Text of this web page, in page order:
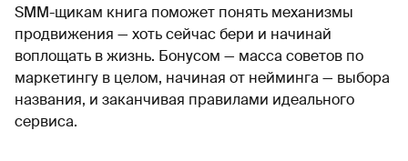
SMM-щикам книга поможет понять механизмы
продвижения — хоть сейчас бери и начинай
воплощать в жизнь. Бонусом — масса советов по
маркетингу в целом, начиная от нейминга — выбора
названия, и заканчивая правилами идеального
сервиса.